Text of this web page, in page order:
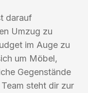
darauf
Umzug zu
im Auge zu
um Möbel,
Gegenstände
steht dir zur